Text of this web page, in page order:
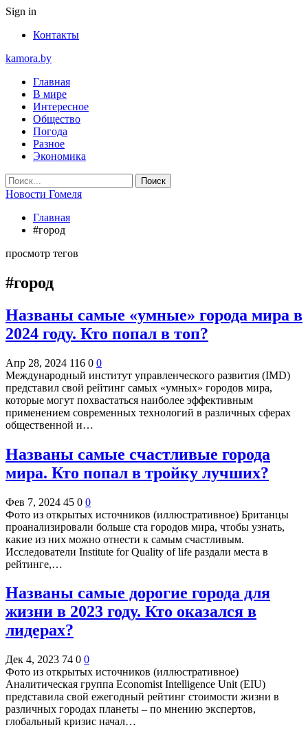
Sign in
Контакты
kamora.by
Главная
В мире
Интересное
Общество
Погода
Разное
Экономика
Новости Гомеля
Главная
#город
просмотр тегов
#город
Названы самые «умные» города мира в
2024 году. Кто попал в топ?
Апр 28, 2024 116 0 0
Международный институт управленческого развития (IMD)
представил свой рейтинг самых «умных» городов мира,
которые могут похвастаться наиболее эффективным
применением современных технологий в различных сферах
общественной и…
Названы самые счастливые города
мира. Кто попал в тройку лучших?
Фев 7, 2024 45 0 0
Фото из открытых источников (иллюстративное) Британцы
проанализировали больше ста городов мира, чтобы узнать,
какие из них можно отнести к самым счастливым.
Исследователи Institute for Quality of life раздали места в
рейтинге,…
Названы самые дорогие города для
жизни в 2023 году. Кто оказался в
лидерах?
Дек 4, 2023 74 0 0
Фото из открытых источников (иллюстративное)
Аналитическая группа Economist Intelligence Unit (EIU)
представила свой ежегодный рейтинг стоимости жизни в
различных городах планеты – по мнению экспертов,
глобальный кризис начал…